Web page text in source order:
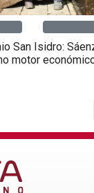
San Isidro:
motor